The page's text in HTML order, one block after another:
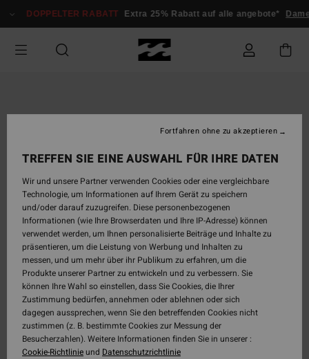
zur
springen
DOPPELTER RABATT Extra 25% Rabatt auf alle angebote* Damen
TREFFEN SIE EINE AUSWAHL FÜR IHRE DATEN
Wir und unsere Partner verwenden Cookies oder eine vergleichbare
Technologie, um Informationen auf Ihrem Gerät zu speichern
und/oder darauf zuzugreifen. Diese personenbezogenen
Informationen (wie Ihre Browserdaten und Ihre IP-Adresse) können
verwendet werden, um Ihnen personalisierte Beiträge und Inhalte zu
präsentieren, um die Leistung von Werbung und Inhalten zu
messen, und um mehr über ihr Publikum zu erfahren, um die
Produkte unserer Partner zu entwickeln und zu verbessern. Sie
können Ihre Wahl so einstellen, dass Sie Cookies, die Ihrer
Zustimmung bedürfen, annehmen oder ablehnen oder sich
dagegen aussprechen, wenn Sie den betreffenden Cookies nicht
zustimmen (z. B. bestimmte Cookies zur Messung der
Besucherzahlen). Weitere Informationen finden Sie in unserer :
Cookie-Richtlinieund Datenschutzrichtlinie
Fortfahren ohne zu akzeptieren